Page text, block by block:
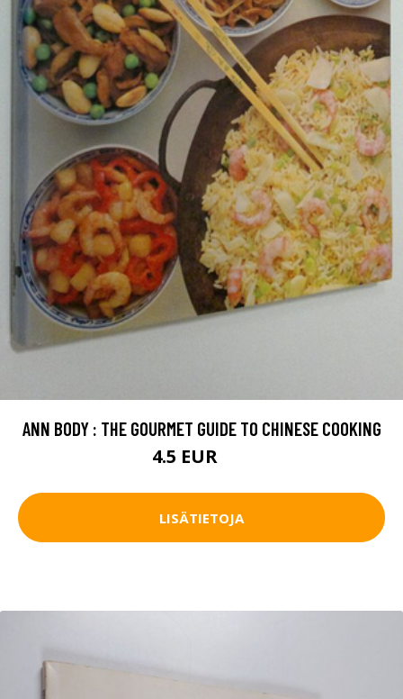
ANN BODY : THE GOURMET GUIDE TO CHINESE COOKING
4.5 EUR
LISÄTIETOJA